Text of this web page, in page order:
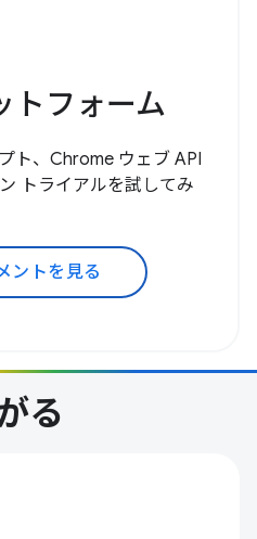
トフォーム
ト、Chrome ウェブ API
トライアルを試してみ
ントを見る
る